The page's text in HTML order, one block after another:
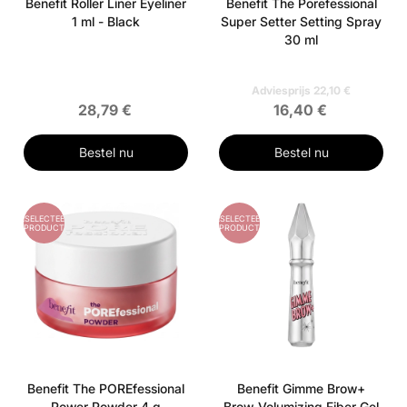
Benefit Roller Liner Eyeliner
1 ml - Black
28,79 €
Bestel nu
Benefit The Porefessional
Super Setter Setting Spray
30 ml
Adviesprijs 22,10 €
16,40 €
Bestel nu
GESELECTEERD
PRODUCT
Benefit The POREfessional
GESELECTEERD
PRODUCT
Benefit Gimme Brow+